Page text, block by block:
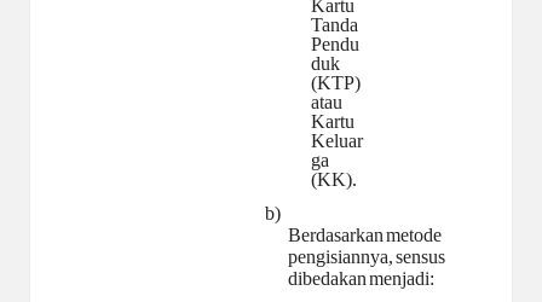
Kartu
Tanda
Pendu
duk
(KTP)
atau
Kartu
Keluar
ga
(KK).
b)
Berdasarkanmetode
pengisiannya,sensus
dibedakanmenjadi: